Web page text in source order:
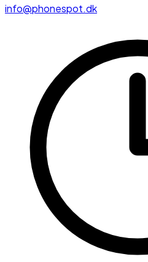
info@phonespot.dk